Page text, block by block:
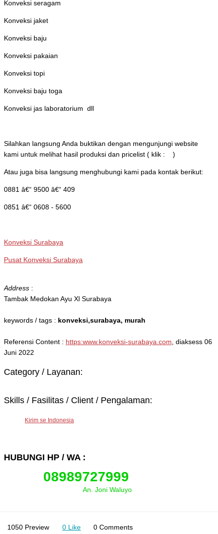
Konveksi seragam
Konveksi jaket
Konveksi baju
Konveksi pakaian
Konveksi topi
Konveksi baju toga
Konveksi jas laboratorium dll
Silahkan langsung Anda buktikan dengan mengunjungi website
kami untuk melihat hasil produksi dan pricelist ( klik : )
Atau juga bisa langsung menghubungi kami pada kontak berikut:
0881 â€“ 9500 â€“ 409
0851 â€“ 0608 - 5600
Konveksi Surabaya
Pusat Konveksi Surabaya
Address :
Tambak Medokan Ayu Xl Surabaya
keywords / tags : konveksi,surabaya, murah
Referensi Content : https:www.konveksi-surabaya.com , diaksess 06
Juni 2022
Category / Layanan:
Skills / Fasilitas / Client / Pengalaman:
Kirim se Indonesia
HUBUNGI HP / WA :
08989727999
An. Joni Waluyo
1050 Preview 0 Like 0 Comments